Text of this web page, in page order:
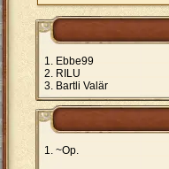
Ebbe99
RILU
Bartli Valär
~Op.